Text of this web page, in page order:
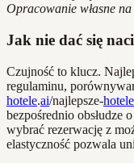
Opracowanie własne
Jak nie dać się
Czujność to klucz.
regulaminu,
hotele.ai/najlepsze-hotele
bezpośrednio obsłudze
wybrać rezerwację z
elastyczność pozwala